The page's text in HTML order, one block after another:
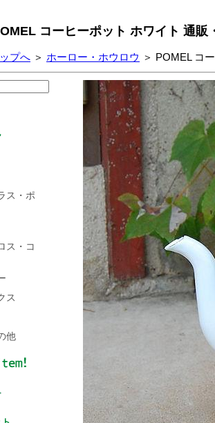
コーヒーポット ホワイト 通販
プへ ＞ ホーロー・ホウロウ ＞ POMEL コ
ス・ポ
ス・コ
ス
他